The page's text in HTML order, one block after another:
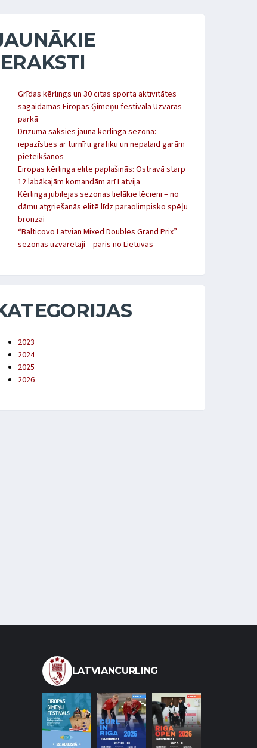
Grīdas kērlings un 30 citas sporta aktivitātes
sagaidāmas Eiropas Ģimeņu festivālā Uzvaras
parkā
Drīzumā sāksies jaunā kērlinga sezona:
iepazīsties ar turnīru grafiku un nepalaid garām
pieteikšanos
Eiropas kērlinga elite paplašinās: Ostravā starp
12 labākajām komandām arī Latvija
Kērlinga jubilejas sezonas lielākie lēcieni – no
dāmu atgriešanās elitē līdz paraolimpisko spēļu
bronzai
“Balticovo Latvian Mixed Doubles Grand Prix”
sezonas uzvarētāji – pāris no Lietuvas
2023
2024
2025
2026
LATVIANCURLING